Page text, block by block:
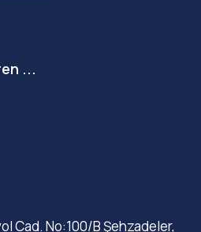
...
Cad. No:100/B Şehzadeler,